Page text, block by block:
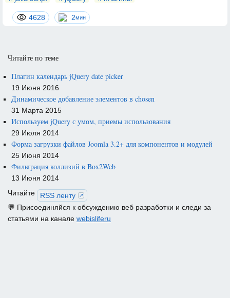
4628 2мин
Читайте по теме
Плагин календарь jQuery date picker
19 Июня 2016
Динамическое добавление элементов в chosen
31 Марта 2015
Используем jQuery с умом, приемы использования
29 Июля 2014
Форма загрузки файлов Joomla 3.2+ для компонентов и модулей
25 Июня 2014
Фильтрация коллизий в Box2Web
13 Июня 2014
Читайте
RSS ленту
💬 Присоединяйся к обсуждению веб разработки и следи за
статьями на канале webisliferu